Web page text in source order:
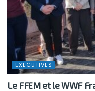
EXECUTIVES
Le FFEM et le WWF